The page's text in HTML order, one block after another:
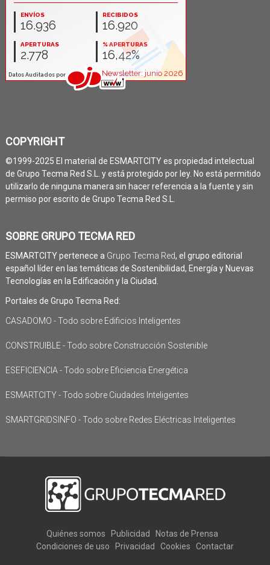
COPYRIGHT
©1999-2025 El material de ESMARTCITY es propiedad intelectual
de Grupo Tecma Red S.L. y está protegido por ley. No está permitido
utilizarlo de ninguna manera sin hacer referencia a la fuente y sin
permiso por escrito de Grupo Tecma Red S.L.
SOBRE GRUPO TECMA RED
ESMARTCITY pertenece a Grupo Tecma Red, el grupo editorial
español líder en las temáticas de Sostenibilidad, Energía y Nuevas
Tecnologías en la Edificación y la Ciudad.
Portales de Grupo Tecma Red:
CASADOMO - Todo sobre Edificios Inteligentes
CONSTRUIBLE - Todo sobre Construcción Sostenible
ESEFICIENCIA - Todo sobre Eficiencia Energética
ESMARTCITY - Todo sobre Ciudades Inteligentes
SMARTGRIDSINFO - Todo sobre Redes Eléctricas Inteligentes
Quiénes somos Publicidad
Notas de Prensa
Condiciones de uso
Privacidad Cookies Contactar